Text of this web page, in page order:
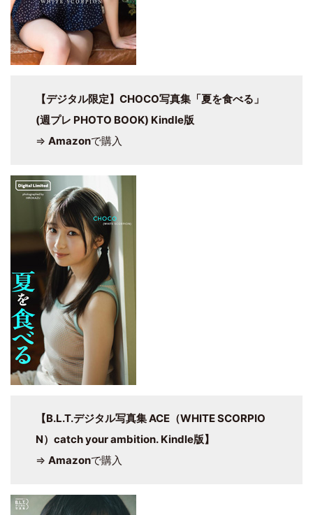
【デジタル限定】CHOCO写真集「夏を食べる」
(週プレ PHOTO BOOK) Kindle版
⇒ Amazonで購入
【B.L.T.デジタル写真集 ACE（WHITE SCORPIO
N）catch your ambition. Kindle版】
⇒ Amazonで購入